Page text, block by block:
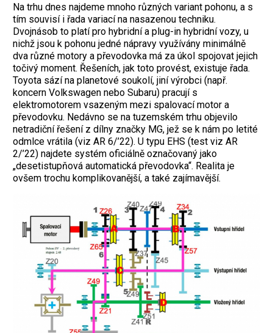
Na trhu dnes najdeme mnoho různých variant pohonu, a s
tím souvisí i řada variací na nasazenou techniku.
Dvojnásob to platí pro hybridní a plug-in hybridní vozy, u
nichž jsou k pohonu jedné nápravy využívány minimálně
dva různé motory a převodovka má za úkol spojovat jejich
točivý moment. Řešeních, jak toto provést, existuje řada.
Toyota sází na planetové soukolí, jiní výrobci (např.
koncern Volkswagen nebo Subaru) pracují s
elektromotorem vsazeným mezi spalovací motor a
převodovku. Nedávno se na tuzemském trhu objevilo
netradiční řešení z dílny značky MG, jež se k nám po letité
odmlce vrátila (viz AR 6/’22). U typu EHS (test viz AR
2/’22) najdete systém oficiálně označovaný jako
„desetistupňová automatická převodovka“. Realita je
ovšem trochu komplikovanější, a také zajímavější.